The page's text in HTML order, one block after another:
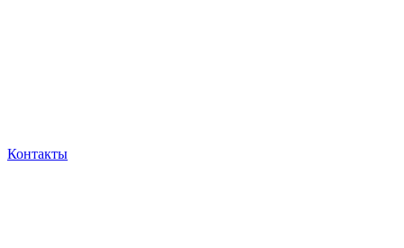
Контакты